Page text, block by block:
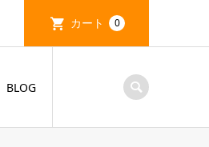
カート 0
BLOG